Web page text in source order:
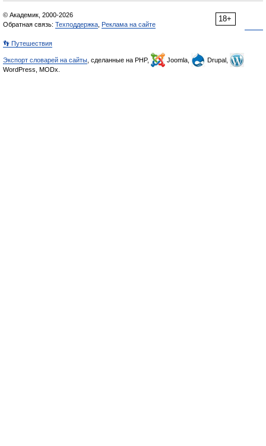
18+
© Академик, 2000-2026
Обратная связь: Техподдержка Реклама на сайте
👣 Путешествия
Экспорт словарей на сайты , сделанные на PHP, Joomla,
Drupal,
WordPress, MODx.